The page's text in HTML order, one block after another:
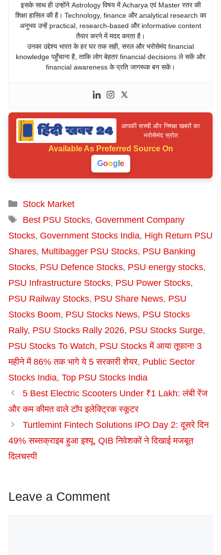
इसके साथ ही उन्होंने Astrology विषय में Acharya एवं Master स्तर की
शिक्षा हासिल की है। Technology, finance और analytical research का
अनुभव उन्हें practical, research-based और informative content
तैयार करने में मदद करता है।
उनका उद्देश्य भारत के हर घर तक सही, सरल और भरोसेमंद financial
knowledge पहुँचाना है, ताकि लोग बेहतर financial decisions ले सकें और
financial awareness के प्रति जागरूक बन सकें।
आपकी सच्ची और निष्पक्ष खबरों का
भरोसेमंद स्रोत
Available As Preferred Source On
Goog e
Categories
Stock Market
Tags
Best PSU Stocks, Government Company
Stocks, Government Stocks India, High Return PSU
Shares, Multibagger PSU Stocks, PSU Banking
Stocks, PSU Defence Stocks, PSU energy stocks,
PSU Infrastructure Stocks, PSU Power Stocks,
PSU Railway Stocks, PSU Share News, PSU
Stocks Boom, PSU Stocks News, PSU Stocks
Rally, PSU Stocks Rally 2026, PSU Stocks Surge,
PSU Stocks To Watch, PSU Stocks में आया तूफान! 3
महीने में 86% तक भागे ये 5 सरकारी शेयर, Public Sector
Stocks India, Top PSU Stocks India
5 Best Electric Scooters Under ₹1 Lakh: लंबी रेंज
और कम कीमत वाले टॉप इलेक्ट्रिक स्कूटर
Turtlemint Fintech Solutions IPO Day 2: दूसरे दिन
49% सब्सक्राइब हुआ इश्यू, QIB निवेशकों ने दिखाई मजबूत
दिलचस्पी
Leave a Comment